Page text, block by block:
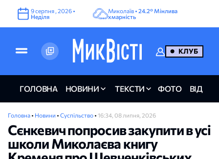
9серпня ,2026 •
Неділя
Миколаїв •24.2° Мінлива
хмарність
КЛУБ
ГОЛОВНА НОВИНИ ТЕКСТИ ФОТО ВІДЕО
Головна • Новини • Суспільство • 16:34, 08 липня, 2026
Сєнкевич попросив закупити в усі
школи Миколаєва книгу